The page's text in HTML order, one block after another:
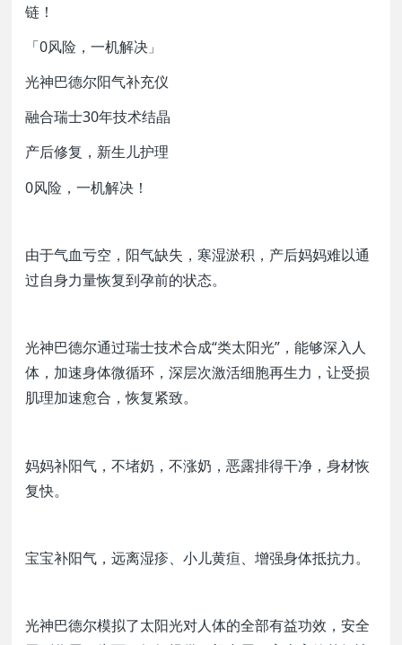
链！
「0风险，一机解决 」
光神巴德尔阳气补充仪
融合瑞士30年技术结晶
产后修复，新生儿护理
0风险，一机解决！
由于气血亏空，阳气缺失，寒湿淤积，产后妈妈难以通
过自身力量恢复到孕前的状态。
光神巴德尔通过瑞士技术合成“类太阳光”，能够深入人
体，加速身体微循环，深层次激活细胞再生力，让受损
肌理加速愈合，恢复紧致。
妈妈补阳气，不堵奶，不涨奶，恶露排得干净，身材恢
复快。
宝宝补阳气，远离湿疹、小儿黄疸、增强身体抵抗力。
光神巴德尔模拟了太阳光对人体的全部有益功效，安全